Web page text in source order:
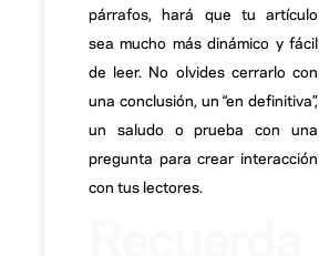
párrafos, hará que tu artículo
sea mucho más dinámico y fácil
de leer. No olvides cerrarlo con
una conclusión, un “en definitiva”,
un saludo o prueba con una
pregunta para crear interacción
con tus lectores.